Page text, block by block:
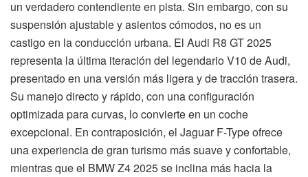
un verdadero contendiente en pista. Sin embargo, con su
suspensión ajustable y asientos cómodos, no es un
castigo en la conducción urbana. El Audi R8 GT 2025
representa la última iteración del legendario V10 de Audi,
presentado en una versión más ligera y de tracción trasera.
Su manejo directo y rápido, con una configuración
optimizada para curvas, lo convierte en un coche
excepcional. En contraposición, el Jaguar F-Type ofrece
una experiencia de gran turismo más suave y confortable,
mientras que el BMW Z4 2025 se inclina más hacia la